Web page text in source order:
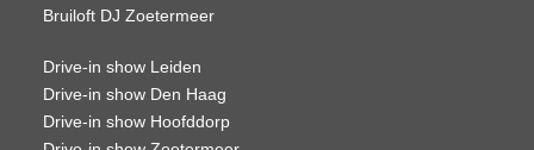
Bruiloft DJ Zoetermeer
Drive-in show Leiden
Drive-in show Den Haag
Drive-in show Hoofddorp